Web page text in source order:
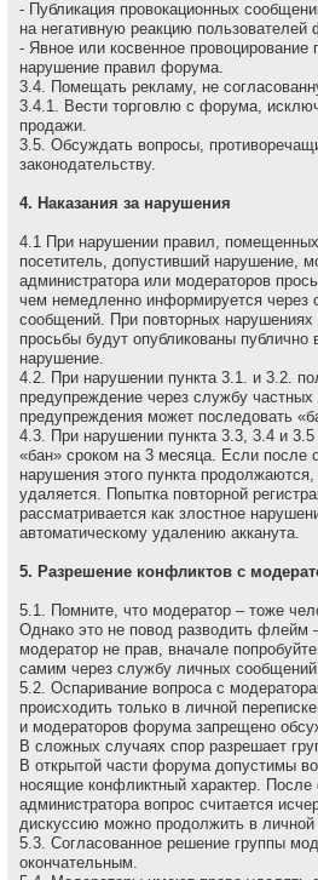
- Публикация провокационных
на негативную реакцию пользователей
- Явное или косвенное провоцирование
нарушение правил форума.
3.4. Помещать рекламу, не
3.4.1. Вести торговлю с форума,
продажи.
3.5. Обсуждать вопpосы,
законодательству.
4. Наказания за нарушения
4.1 Пpи наpушении пpавил,
посетитель, допустивший наpушение,
администратора или модераторов
чем немедленно инфоpмиpуется через
сообщений. При повторных нарушениях
просьбы будут опубликованы
нарушение.
4.2. При нарушении пункта 3.1. и 3.2.
предупреждение через службу
предупреждения может последовать
4.3. При нарушении пункта 3.3, 3.4 и 3.5
«бан» сроком на 3 месяца. Если после
нарушения этого пункта продолжаются,
удаляется. Попытка повторной
рассматривается как злостное
автоматическому удалению акканута.
5. Разрешение конфликтов с
5.1. Помните, что модеpатоp – тоже
Однако это не повод разводить флейм
модеpатоp не пpав, вначале
самим через службу личных сообщений
5.2. Оспаривание вопроса с
происходить только в личной
и модераторов форума запрещено
В сложных случаях спор разрешает
В открытой части форума допустимы
носящие конфликтный характер. После
администратора вопрос считается
дискуссию можно продолжить в личной
5.3. Согласованное решение группы
окончательным.